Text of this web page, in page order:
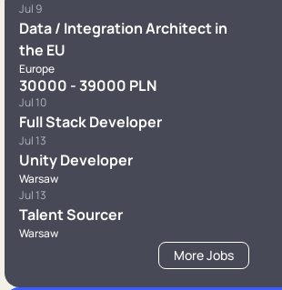
Jul 9
Data / Integration Architect in
the EU
Europe
30000 - 39000 PLN
Jul 10
Full Stack Developer
Jul 13
Unity Developer
Warsaw
Jul 13
Talent Sourcer
Warsaw
More Jobs